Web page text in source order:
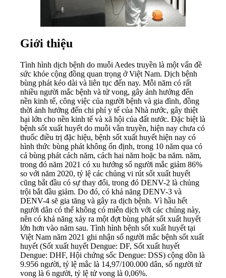
Giới thiệu
Tình hình dịch bệnh do muỗi Aedes truyền là một vấn đề
sức khỏe cộng đồng quan trọng ở Việt Nam. Dịch bệnh
bùng phát kéo dài và liên tục đến nay. Mỗi năm có rất
nhiều người mắc bệnh và tử vong, gây ảnh hưởng đến
nền kinh tế, công việc của người bệnh và gia đình, đồng
thời ảnh hưởng đến chi phí y tế của Nhà nước, gây thiệt
hại lớn cho nền kinh tế và xã hội của đất nước. Đặc biệt là
bệnh sốt xuất huyết do muỗi vằn truyền, hiện nay chưa có
thuốc điều trị đặc hiệu, bệnh sốt xuất huyết hiện nay có
hình thức bùng phát không ổn định, trong 10 năm qua có
cả bùng phát cách năm, cách hai năm hoặc ba năm. năm,
trong đó năm 2021 có xu hướng số người mắc giảm 86%
so với năm 2020, tỷ lệ các chủng vi rút sốt xuất huyết
cũng bắt đầu có sự thay đổi, trong đó DENV-2 là chủng
trội bắt đầu giảm. Do đó, có khả năng DENV-3 và
DENV-4 sẽ gia tăng và gây ra dịch bệnh. Vì hầu hết
người dân có thể không có miễn dịch với các chủng này,
nên có khả năng xảy ra một đợt bùng phát sốt xuất huyết
lớn hơn vào năm sau. Tình hình bệnh sốt xuất huyết tại
Việt Nam năm 2021 ghi nhận số người mắc bệnh sốt xuất
huyết (Sốt xuất huyết Dengue: DF, Sốt xuất huyết
Dengue: DHF, Hội chứng sốc Dengue: DSS) cộng dồn là
9.956 người, tỷ lệ mắc là 14,97/100.000 dân, số người tử
vong là 6 người, tỷ lệ tử vong là 0,06%.